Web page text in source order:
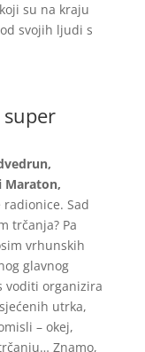
su na kraju
svojih ljudi s
Maraton,
Sad
trčanja? Pa
vrhunskih
glavnog
voditi organizira
utrka,
– okej,
Znamo,